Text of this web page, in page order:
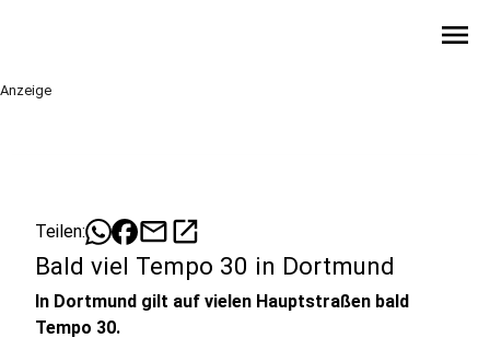
menu
Anzeige
Teilen: mailopen_in_new
Bald viel Tempo 30 in Dortmund
In Dortmund gilt auf vielen Hauptstraßen bald
Tempo 30.